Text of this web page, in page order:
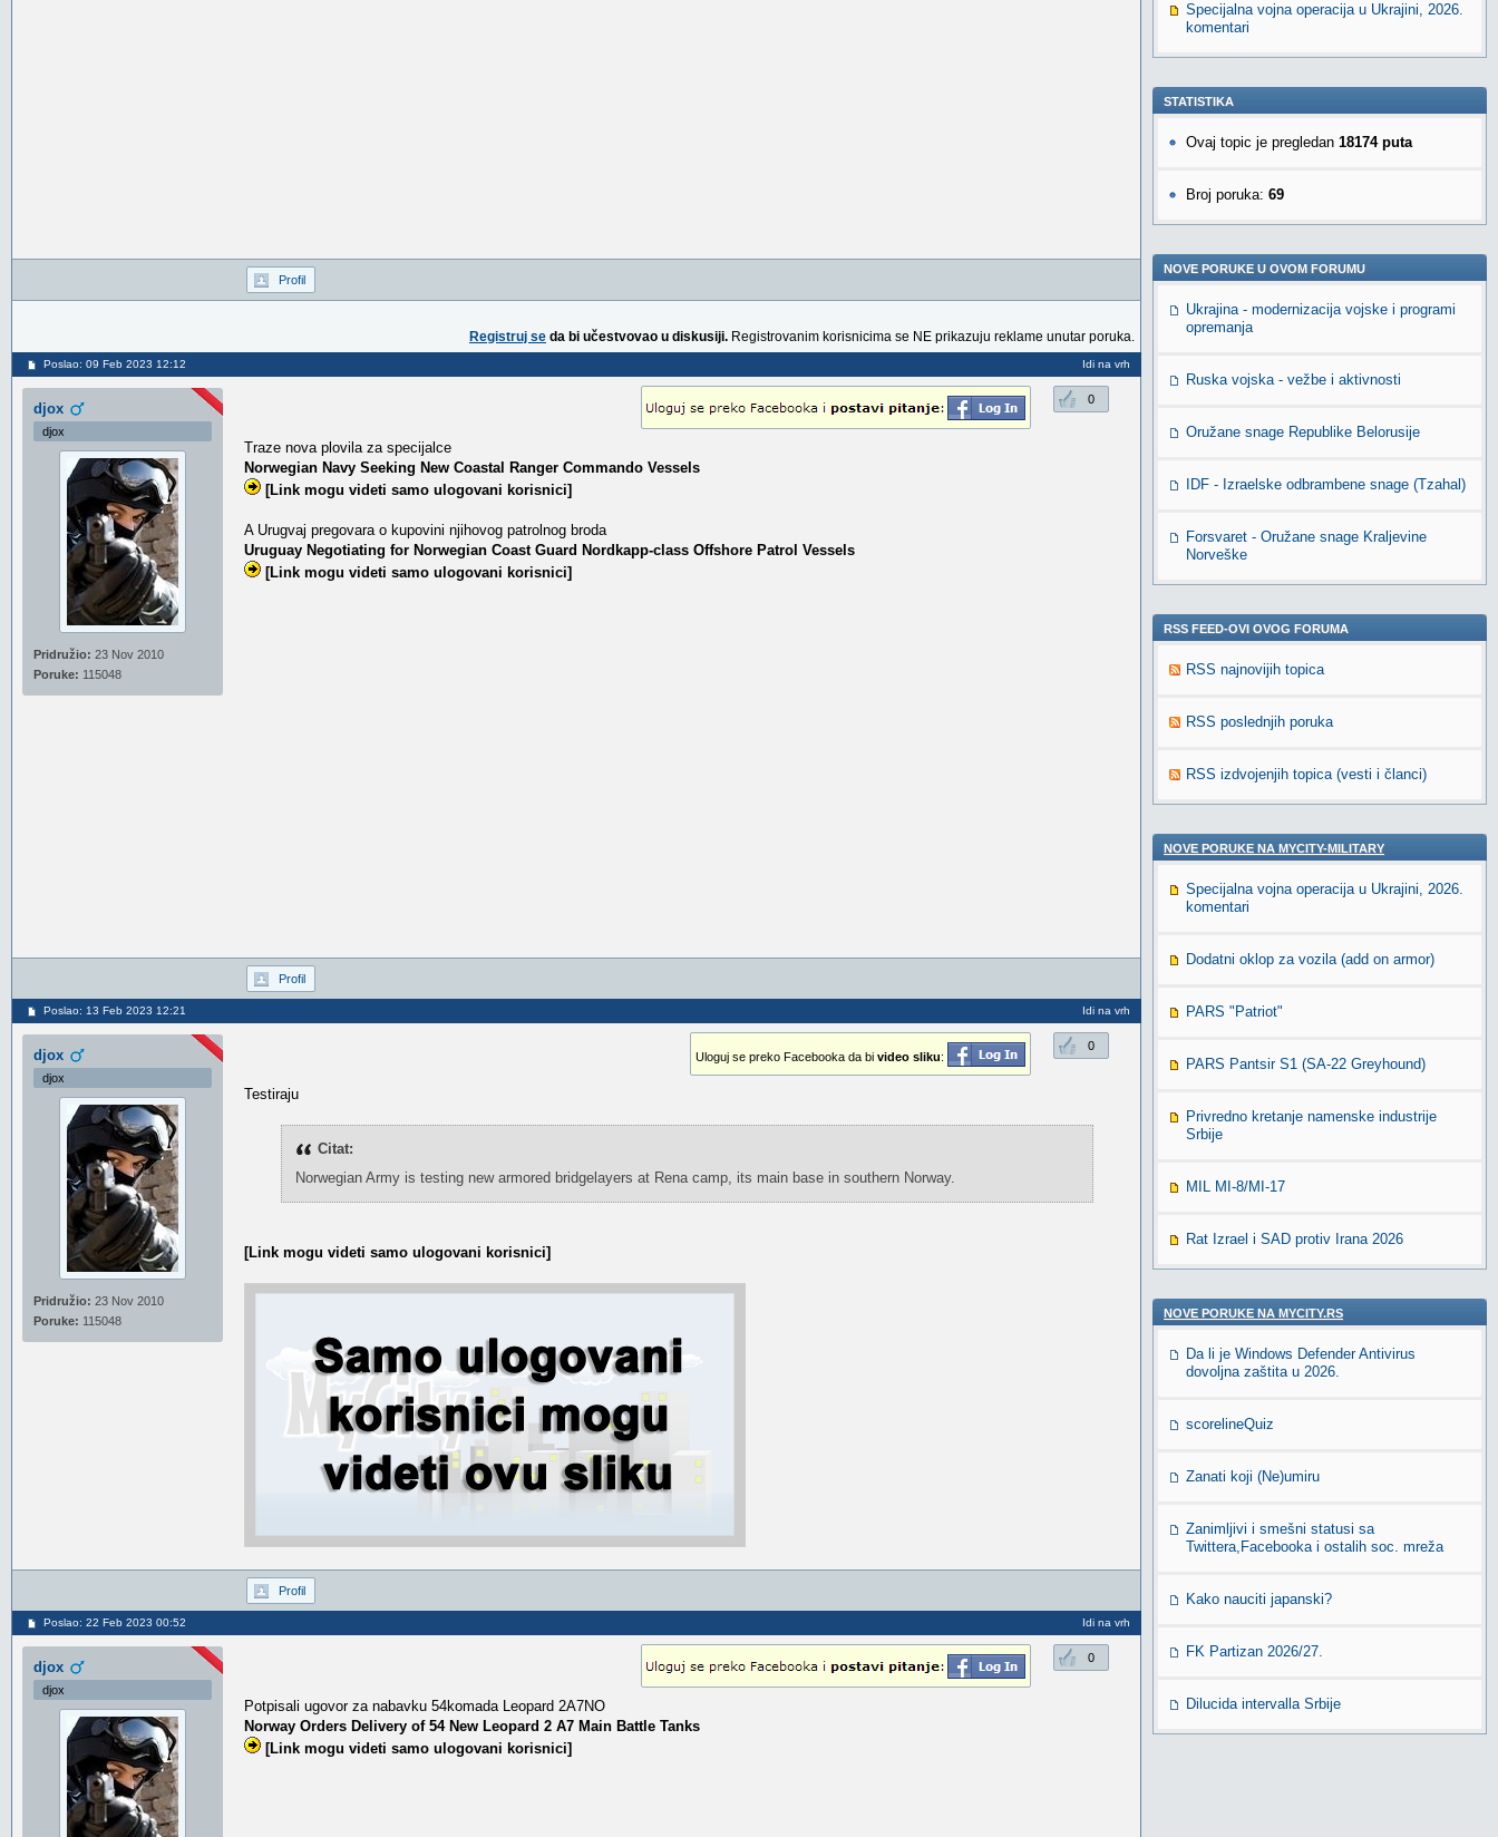
Profil
Registruj se da bi učestvovao u diskusiji. Registrovanim korisnicima se NE prikazuju reklame unutar poruka.
Poslao: 09 Feb 2023 12:12 Idi na vrh
djox
djox
Pridružio: 23 Nov 2010
Poruke: 115048
0
Traze nova plovila za specijalce
Norwegian Navy Seeking New Coastal Ranger Commando Vessels
[Link mogu videti samo ulogovani korisnici]
A Urugvaj pregovara o kupovini njihovog patrolnog broda
Uruguay Negotiating for Norwegian Coast Guard Nordkapp-class Offshore Patrol Vessels
[Link mogu videti samo ulogovani korisnici]
Profil
Poslao: 13 Feb 2023 12:21 Idi na vrh
djox
djox
Pridružio: 23 Nov 2010
Poruke: 115048
0
Uloguj se preko Facebooka da bi video sliku:
Testiraju
Citat:
Norwegian Army is testing new armored bridgelayers at Rena camp, its main base in southern Norway.
[Link mogu videti samo ulogovani korisnici]
Profil
Poslao: 22 Feb 2023 00:52 Idi na vrh
djox
djox
0
Potpisali ugovor za nabavku 54komada Leopard 2A7NO
Norway Orders Delivery of 54 New Leopard 2 A7 Main Battle Tanks
[Link mogu videti samo ulogovani korisnici]
Specijalna vojna operacija u Ukrajini, 2026.
komentari
STATISTIKA
Ovaj topic je pregledan 18174 puta
Broj poruka: 69
NOVE PORUKE U OVOM FORUMU
Ukrajina - modernizacija vojske i programi
opremanja
Ruska vojska - vežbe i aktivnosti
Oružane snage Republike Belorusije
IDF - Izraelske odbrambene snage (Tzahal)
Forsvaret - Oružane snage Kraljevine
Norveške
RSS FEED-OVI OVOG FORUMA
RSS najnovijih topica
RSS poslednjih poruka
RSS izdvojenjih topica (vesti i članci)
NOVE PORUKE NA MYCITY-MILITARY
Specijalna vojna operacija u Ukrajini, 2026.
komentari
Dodatni oklop za vozila (add on armor)
PARS "Patriot"
PARS Pantsir S1 (SA-22 Greyhound)
Privredno kretanje namenske industrije
Srbije
MIL MI-8/MI-17
Rat Izrael i SAD protiv Irana 2026
NOVE PORUKE NA MYCITY.RS
Da li je Windows Defender Antivirus
dovoljna zaštita u 2026.
scorelineQuiz
Zanati koji (Ne)umiru
Zanimljivi i smešni statusi sa
Twittera,Facebooka i ostalih soc. mreža
Kako nauciti japanski?
FK Partizan 2026/27.
Dilucida intervalla Srbije